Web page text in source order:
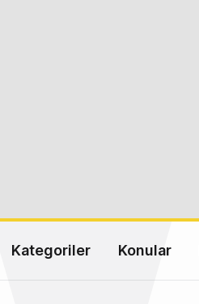
Kategoriler Konular